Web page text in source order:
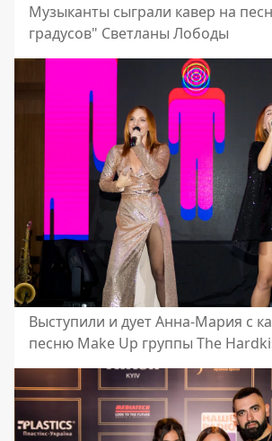
Музыканты сыграли кавер на
градусов" Светланы Лободы
Выступили и дует Анна-Мария с
песню Make Up группы The